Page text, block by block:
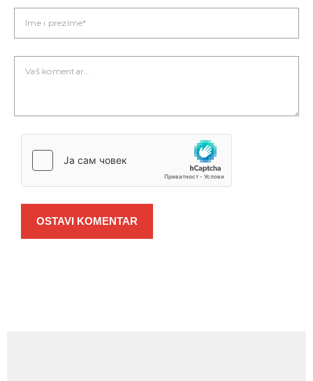
OSTAVI KOMENTAR